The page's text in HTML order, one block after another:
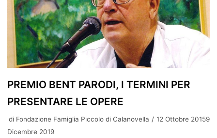
PREMIO BENT PARODI, I TERMINI PER
PRESENTARE LE OPERE
di Fondazione Famiglia Piccolo di Calanovella
12 Ottobre 20159
Dicembre 2019